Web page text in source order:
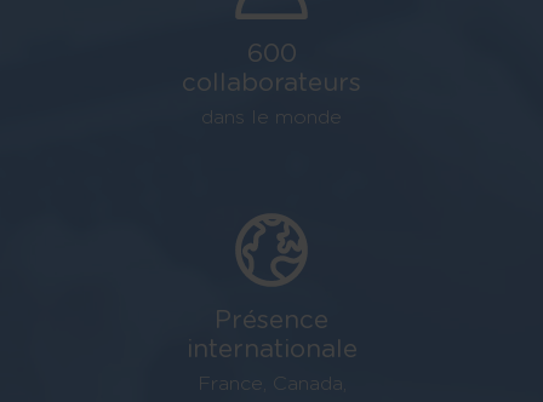
600
collaborateurs
dans le monde
Présence
internationale
France, Canada,